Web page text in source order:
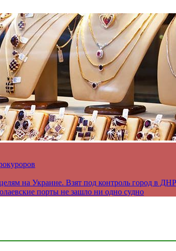
на Украине. Взят под контроль город в ДНР
порты не зашло ни одно судно